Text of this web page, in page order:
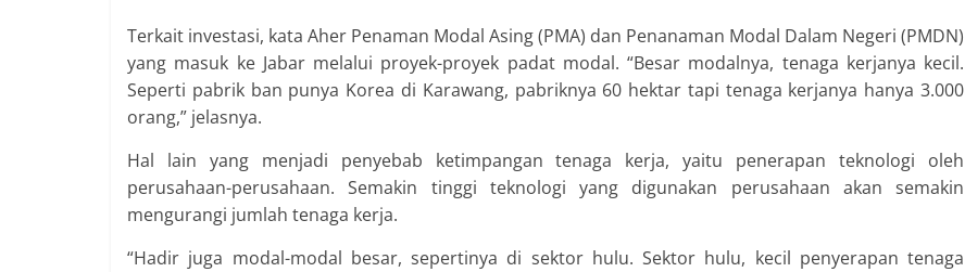
Terkait investasi, kata Aher Penaman Modal Asing (PMA) dan Penanaman Modal Dalam Negeri (PMDN)
yang masuk ke Jabar melalui proyek-proyek padat modal. “Besar modalnya, tenaga kerjanya kecil.
Seperti pabrik ban punya Korea di Karawang, pabriknya 60 hektar tapi tenaga kerjanya hanya 3.000
orang,” jelasnya.
Hal lain yang menjadi penyebab ketimpangan tenaga kerja, yaitu penerapan teknologi oleh
perusahaan-perusahaan. Semakin tinggi teknologi yang digunakan perusahaan akan semakin
mengurangi jumlah tenaga kerja.
“Hadir juga modal-modal besar, sepertinya di sektor hulu. Sektor hulu, kecil penyerapan tenaga